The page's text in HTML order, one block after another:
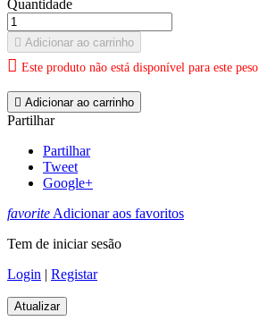
Quantidade
 Adicionar ao carrinho
 Este produto não está disponível para este peso
 Adicionar ao carrinho
Partilhar
Partilhar
Tweet
Google+
favoriteAdicionar aos favoritos
Tem de iniciar sesão
Login | Registar